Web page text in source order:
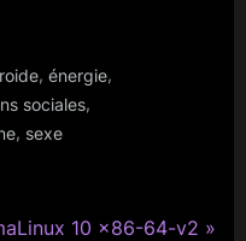
,énergie,
sociales,
, sexe
10 x86-64-v2